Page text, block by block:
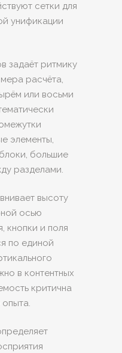
сетки для
унификации
задаёт ритмику
расчёта,
или восьми
элементы,
большие
разделами.
высоту
осью
кнопки и поля
по единой
в контентных
критична
опыта.